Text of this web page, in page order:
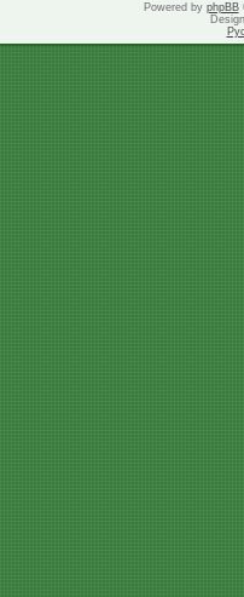
Powered by phpBB